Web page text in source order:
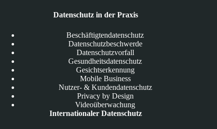
Datenschutz in der Praxis
Beschäftigtendatenschutz
Datenschutzbeschwerde
Datenschutzvorfall
Gesundheitsdatenschutz
Gesichtserkennung
Mobile Business
Nutzer- & Kundendatenschutz
Privacy by Design
Videoüberwachung
Internationaler Datenschutz